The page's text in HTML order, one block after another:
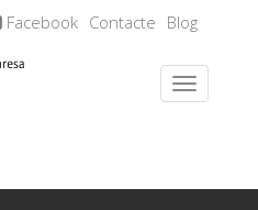
Facebook Contacte Blog